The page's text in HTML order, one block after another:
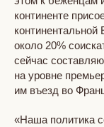
континенте
около 20%
сейчас
на уровне
им въезд во
«Наша политика